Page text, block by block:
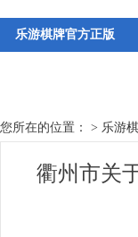
乐游棋牌官方正版
您所在的位置： > 乐游
衢州市关